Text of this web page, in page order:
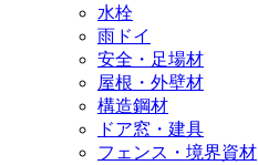
水栓
雨ドイ
安全・足場材
屋根・外壁材
構造鋼材
ドア窓・建具
フェンス・境界資材